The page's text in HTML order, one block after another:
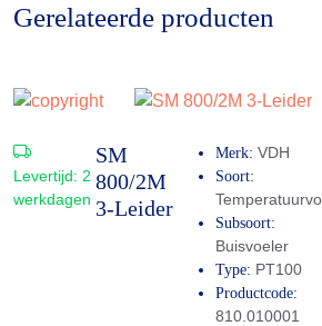
Gerelateerde producten
Levertijd: 2
werkdagen
SM
800/2M
3-Leider
Merk: VDH
Soort:
Subsoort:
Buisvoeler
Type: PT100
Productcode:
810.010001